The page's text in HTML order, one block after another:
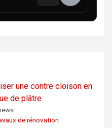
une contre cloison en
de plâtre
de rénovation